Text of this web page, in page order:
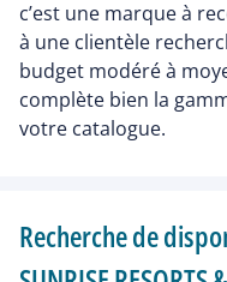
c’est une marque à
à une clientèle
budget modéré à
complète bien la
votre catalogue.
Recherche de